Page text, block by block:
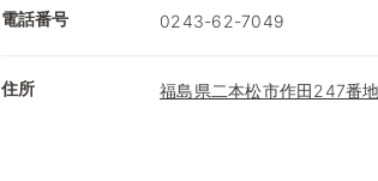
電話番号 0243-62-7049
住所 福島県二本松市作田247番地